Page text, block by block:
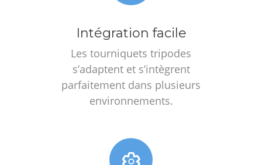
Intégration facile
Les tourniquets tripodes
s’adaptent et s’intègrent
parfaitement dans plusieurs
environnements.